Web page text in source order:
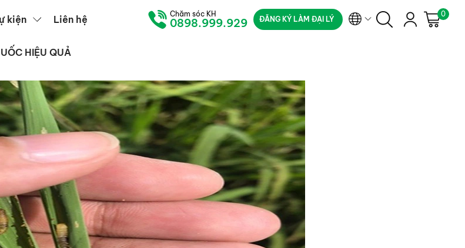
kiện Liên hệ Chăm sóc KH
0898.999.929 ĐĂNG KÝ LÀM ĐẠI LÝ
0
HIỆU QUẢ